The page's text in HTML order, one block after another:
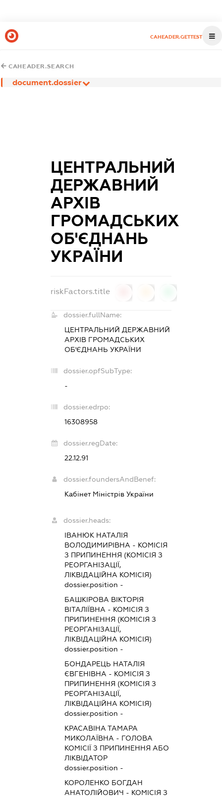
CAHEADER.GETTEST
CAHEADER.SEARCH
document.dossier
ЦЕНТРАЛЬНИЙ
ДЕРЖАВНИЙ
АРХІВ
ГРОМАДСЬКИХ
ОБ'ЄДНАНЬ
УКРАЇНИ
riskFactors.title
dossier.fullName:
ЦЕНТРАЛЬНИЙ ДЕРЖАВНИЙ
АРХІВ ГРОМАДСЬКИХ
ОБ'ЄДНАНЬ УКРАЇНИ
dossier.opfSubType:
-
dossier.edrpo:
16308958
dossier.regDate:
22.12.91
dossier.foundersAndBenef:
Кабінет Міністрів України
dossier.heads:
ІВАНЮК НАТАЛІЯ
ВОЛОДИМИРІВНА - КОМІСІЯ
З ПРИПИНЕННЯ (КОМІСІЯ З
РЕОРГАНІЗАЦІЇ,
ЛІКВІДАЦІЙНА КОМІСІЯ)
dossier.position -
БАШКІРОВА ВІКТОРІЯ
ВІТАЛІЇВНА - КОМІСІЯ З
ПРИПИНЕННЯ (КОМІСІЯ З
РЕОРГАНІЗАЦІЇ,
ЛІКВІДАЦІЙНА КОМІСІЯ)
dossier.position -
БОНДАРЕЦЬ НАТАЛІЯ
ЄВГЕНІВНА - КОМІСІЯ З
ПРИПИНЕННЯ (КОМІСІЯ З
РЕОРГАНІЗАЦІЇ,
ЛІКВІДАЦІЙНА КОМІСІЯ)
dossier.position -
КРАСАВІНА ТАМАРА
МИКОЛАЇВНА - ГОЛОВА
КОМІСІЇ З ПРИПИНЕННЯ АБО
ЛІКВІДАТОР
dossier.position -
КОРОЛЕНКО БОГДАН
АНАТОЛІЙОВИЧ - КОМІСІЯ З